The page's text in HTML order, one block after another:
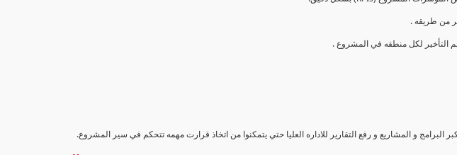
و المشاريع و رفع التقارير للاداره العليا حتي يتمكنوا من اتخاذ قرارت مهمه تتحكم في سير المشروع.